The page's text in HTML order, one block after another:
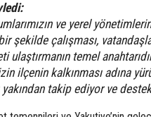
ve yerel
şekilde çalışması,
ulaştırmanın temel
ilçenin kalkınması adına
yakından takip ediyor ve